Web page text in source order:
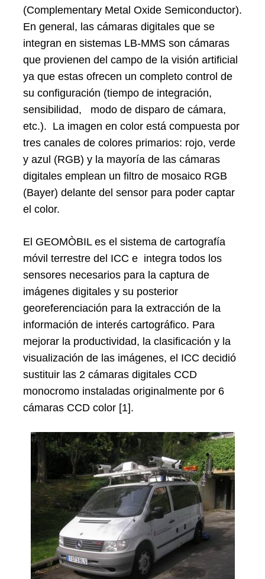
(Complementary Metal Oxide Semiconductor).
En general, las cámaras digitales que se
integran en sistemas LB-MMS son cámaras
que provienen del campo de la visión artificial
ya que estas ofrecen un completo control de
su configuración (tiempo de integración,
sensibilidad, modo de disparo de cámara,
etc.). La imagen en color está compuesta por
tres canales de colores primarios: rojo, verde
y azul (RGB) y la mayoría de las cámaras
digitales emplean un filtro de mosaico RGB
(Bayer) delante del sensor para poder captar
el color.
El GEOMÒBIL es el sistema de cartografía
móvil terrestre del ICC e integra todos los
sensores necesarios para la captura de
imágenes digitales y su posterior
georeferenciación para la extracción de la
información de interés cartográfico. Para
mejorar la productividad, la clasificación y la
visualización de las imágenes, el ICC decidió
sustituir las 2 cámaras digitales CCD
monocromo instaladas originalmente por 6
cámaras CCD color [1].